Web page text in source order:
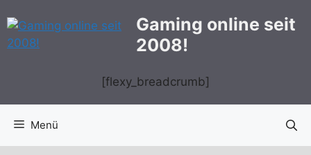
Inhalt
springen
Gaming online seit
2008!
[flexy_breadcrumb]
Menü